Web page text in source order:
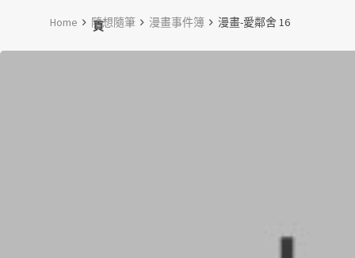
頁
Home 隨想隨筆 漫畫事件簿 漫畫-愛鄰舍 16